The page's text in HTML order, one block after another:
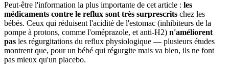
Peut-être l'information la plus importante de cet article : les
médicaments contre le reflux sont très surprescrits chez les
bébés. Ceux qui réduisent l'acidité de l'estomac (inhibiteurs de la
pompe à protons, comme l'oméprazole, et anti-H2) n'améliorent
pas les régurgitations du reflux physiologique — plusieurs études
montrent que, pour un bébé qui régurgite mais va bien, ils ne font
pas mieux qu'un placebo.